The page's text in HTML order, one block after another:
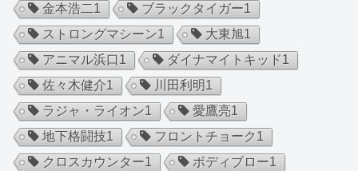
金本浩二1 ブラックタイガー1
ストロングマシーン1 大東旭1
アニマル浜口 1 ダイナマイトキッド1
佐々木健介1 川田利明1
ラジャ・ライオン1 愛鷹亮1
地下格闘技1 フロントチョーク1
クロスカウンター1 ボディブロー1